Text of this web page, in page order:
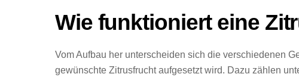
Wie funktioniert eine
Vom Aufbau her unterscheiden sich die verschiedenen
gewünschte Zitrusfrucht aufgesetzt wird. Dazu zählen